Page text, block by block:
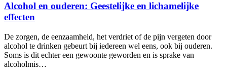
Alcohol en ouderen: Geestelijke en lichamelijke
effecten
De zorgen, de eenzaamheid, het verdriet of de pijn vergeten door
alcohol te drinken gebeurt bij iedereen wel eens, ook bij ouderen.
Soms is dit echter een gewoonte geworden en is sprake van
alcoholmis…